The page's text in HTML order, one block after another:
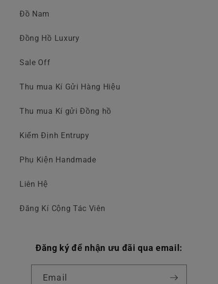
Đồ Nam
Đồng Hồ Luxury
Sale Off
Thu mua Kí Gửi Hàng Hiệu
Thu mua Kí gửi Đồng hồ
Kiểm Định Entrupy
Phụ Kiện Handmade
Liên Hệ
Đăng Kí Cộng Tác Viên
Đăng ký để nhận ưu đãi qua email:
Email